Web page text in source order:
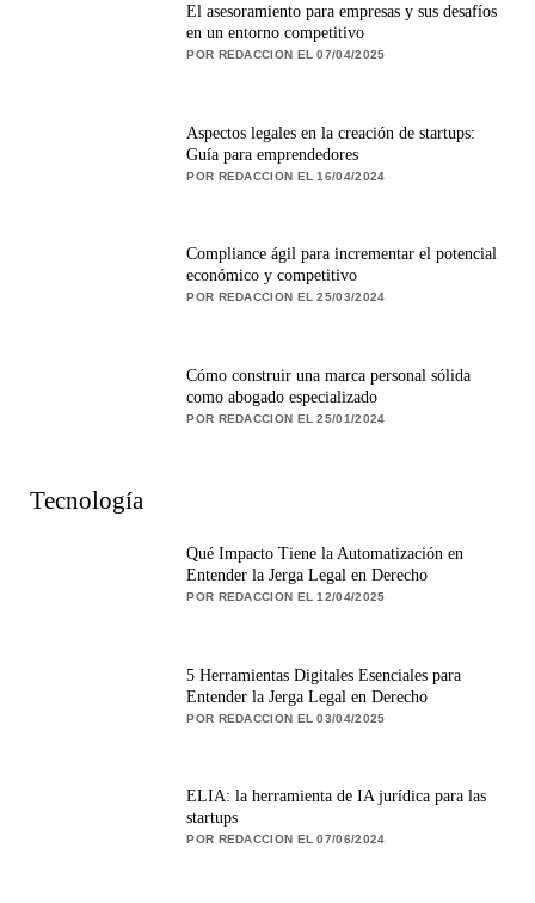
El asesoramiento para empresas y sus desafíos
en un entorno competitivo
POR REDACCION EL 07/04/2025
Aspectos legales en la creación de startups:
Guía para emprendedores
POR REDACCION EL 16/04/2024
Compliance ágil para incrementar el potencial
económico y competitivo
POR REDACCION EL 25/03/2024
Cómo construir una marca personal sólida
como abogado especializado
POR REDACCION EL 25/01/2024
Tecnología
Qué Impacto Tiene la Automatización en
Entender la Jerga Legal en Derecho
POR REDACCION EL 12/04/2025
5 Herramientas Digitales Esenciales para
Entender la Jerga Legal en Derecho
POR REDACCION EL 03/04/2025
ELIA: la herramienta de IA jurídica para las
startups
POR REDACCION EL 07/06/2024